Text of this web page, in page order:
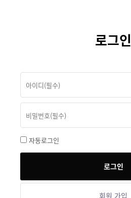
로그인
자동로그인
회원 가입